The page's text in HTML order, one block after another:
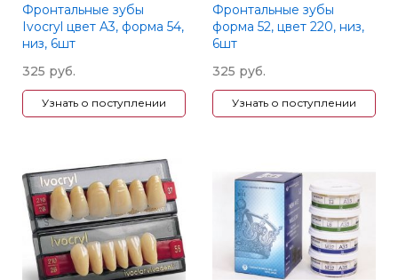
Фронтальные зубы
Ivocryl цвет A3, форма 54,
низ, 6шт
325 руб.
Узнать о поступлении
Фронтальные зубы
форма 52, цвет 220, низ,
6шт
325 руб.
Узнать о поступлении